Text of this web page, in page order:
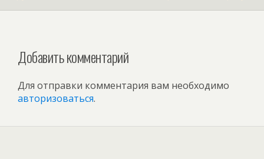
Добавить комментарий
Для отправки комментария вам необходимо
авторизоваться.